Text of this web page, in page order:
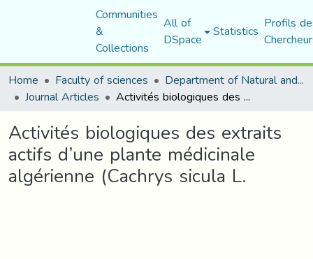
Communities
&
Collections
All of
DSpace Statistics Profils
Home
Faculty of sciences Department of Natural and Life Sciences
Journal Articles Activités biologiques des extraits actifs d’une plante médicinale algérienne (Cachrys sicula L.
Activités biologiques des extraits
actifs d’une plante médicinale
algérienne (Cachrys sicula L.